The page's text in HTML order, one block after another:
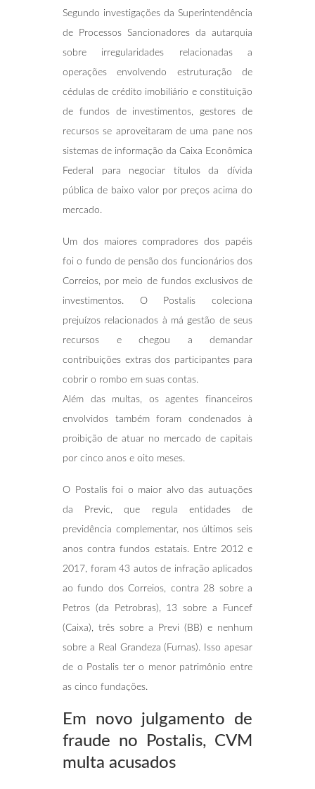
Segundo investigações da Superintendência
de Processos Sancionadores da autarquia
sobre irregularidades relacionadas a
operações envolvendo estruturação de
cédulas de crédito imobiliário e constituição
de fundos de investimentos, gestores de
recursos se aproveitaram de uma pane nos
sistemas de informação da Caixa Econômica
Federal para negociar títulos da dívida
pública de baixo valor por preços acima do
mercado.
Um dos maiores compradores dos papéis
foi o fundo de pensão dos funcionários dos
Correios, por meio de fundos exclusivos de
investimentos. O Postalis coleciona
prejuízos relacionados à má gestão de seus
recursos e chegou a demandar
contribuições extras dos participantes para
cobrir o rombo em suas contas.
Além das multas, os agentes financeiros
envolvidos também foram condenados à
proibição de atuar no mercado de capitais
por cinco anos e oito meses.
O Postalis foi o maior alvo das autuações
da Previc, que regula entidades de
previdência complementar, nos últimos seis
anos contra fundos estatais. Entre 2012 e
2017, foram 43 autos de infração aplicados
ao fundo dos Correios, contra 28 sobre a
Petros (da Petrobras), 13 sobre a Funcef
(Caixa), três sobre a Previ (BB) e nenhum
sobre a Real Grandeza (Furnas). Isso apesar
de o Postalis ter o menor patrimônio entre
as cinco fundações.
Em novo julgamento de
fraude no Postalis, CVM
multa acusados